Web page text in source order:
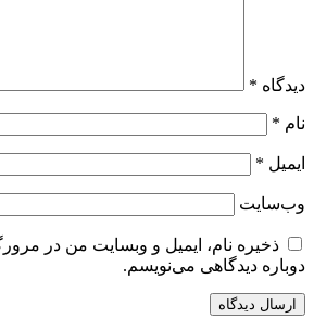
دیدگاه *
نام *
ایمیل *
وب‌سایت
ذخیره نام، ایمیل و وبسایت من در
دوباره دیدگاهی می‌نویسم.